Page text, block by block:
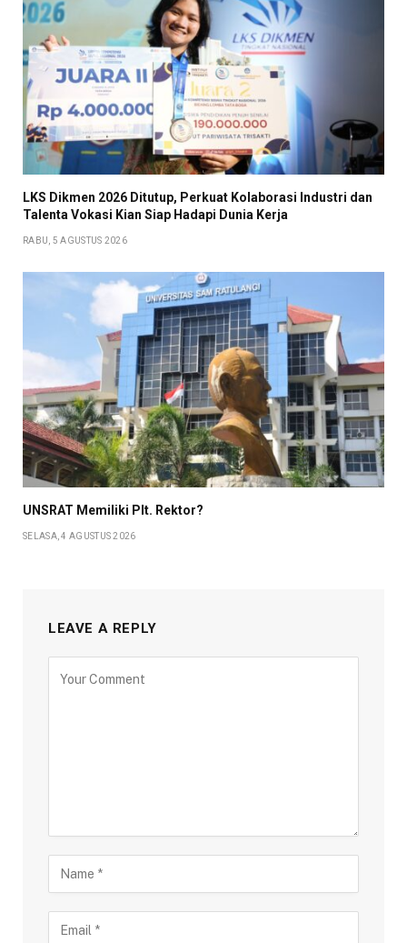
LKS Dikmen 2026 Ditutup, Perkuat Kolaborasi Industri dan
Talenta Vokasi Kian Siap Hadapi Dunia Kerja
RABU, 5 AGUSTUS 2026
UNSRAT Memiliki Plt. Rektor?
SELASA, 4 AGUSTUS 2026
LEAVE A REPLY